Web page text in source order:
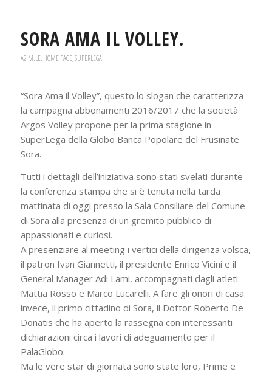
SORA AMA IL VOLLEY.
A2 M.LE,HOME PAGE,SUPERLEGA
“Sora Ama il Volley”, questo lo slogan che caratterizza
la campagna abbonamenti 2016/2017 che la società
Argos Volley propone per la prima stagione in
SuperLega della Globo Banca Popolare del Frusinate
Sora.
Tutti i dettagli dell’iniziativa sono stati svelati durante
la conferenza stampa che si è tenuta nella tarda
mattinata di oggi presso la Sala Consiliare del Comune
di Sora alla presenza di un gremito pubblico di
appassionati e curiosi.
A presenziare al meeting i vertici della dirigenza volsca,
il patron Ivan Giannetti, il presidente Enrico Vicini e il
General Manager Adi Lami, accompagnati dagli atleti
Mattia Rosso e Marco Lucarelli. A fare gli onori di casa
invece, il primo cittadino di Sora, il Dottor Roberto De
Donatis che ha aperto la rassegna con interessanti
dichiarazioni circa i lavori di adeguamento per il
PalaGlobo.
Ma le vere star di giornata sono state loro, Prime e